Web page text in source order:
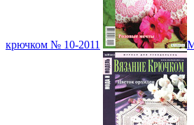
крючком № 10-2011